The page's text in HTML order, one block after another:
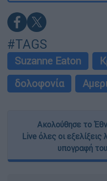
#TAGS
Suzanne Eaton
δολοφονία
Ακολούθησε το
Live όλες οι
υπογραφή